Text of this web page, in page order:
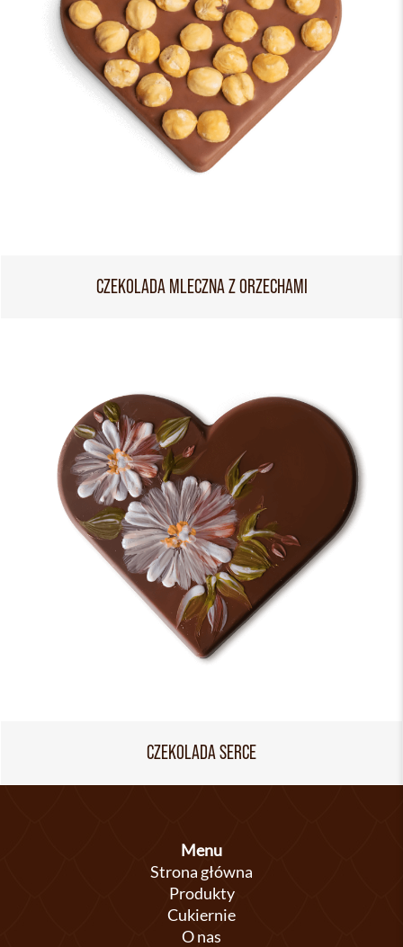
CZEKOLADA MLECZNA Z ORZECHAMI
CZEKOLADA SERCE
Menu
Strona główna
Produkty
Cukiernie
O nas